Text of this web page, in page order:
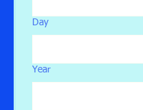
Day
Year